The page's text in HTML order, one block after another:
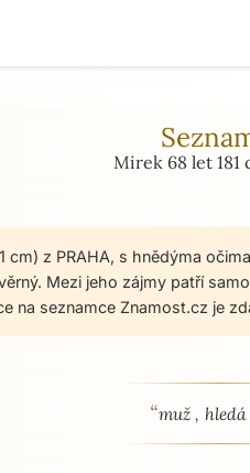
Mirek 68 let 181
cm) z PRAHA, s hnědýma
Mezi jeho zájmy patří
na seznamce Znamost.cz je
“muž , hledá